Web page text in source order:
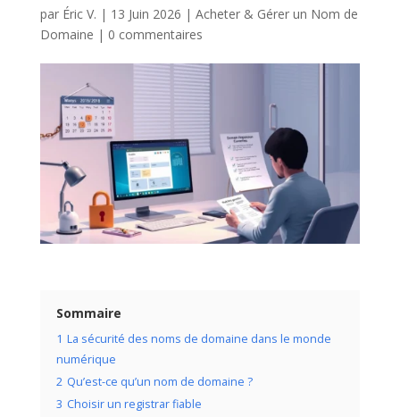
par Éric V. | 13 Juin 2026 | Acheter & Gérer un Nom de
Domaine | 0 commentaires
Sommaire
1 La sécurité des noms de domaine dans le monde
numérique
2 Qu’est-ce qu’un nom de domaine ?
3 Choisir un registrar fiable